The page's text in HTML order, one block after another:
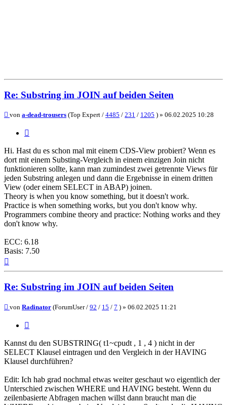
Re: Substring im JOIN auf beiden Seiten
Beitrag
von a-dead-trousers (Top Expert / 4485 / 231 / 1205 ) » 06.02.2025 10:28
Hi. Hast du es schon mal mit einem CDS-View probiert? Wenn es
dort mit einem Substing-Vergleich in einem einzigen Join nicht
funktionieren sollte, kann man zumindest zwei getrennte Views für
jeden Substring anlegen und dann die Ergebnisse in einem dritten
View (oder einem SELECT in ABAP) joinen.
Theory is when you know something, but it doesn't work.
Practice is when something works, but you don't know why.
Programmers combine theory and practice: Nothing works and they
don't know why.
ECC: 6.18
Basis: 7.50
Re: Substring im JOIN auf beiden Seiten
Beitrag
von Radinator (ForumUser / 92 / 15 / 7 ) » 06.02.2025 11:21
Kannst du den SUBSTRING( t1~cpudt , 1 , 4 ) nicht in der
SELECT Klausel eintragen und den Vergleich in der HAVING
Klausel durchführen?
Edit: Ich hab grad nochmal etwas weiter geschaut wo eigentlich der
Unterschied zwischen WHERE und HAVING besteht. Wenn du
zeilenbasierte Abfragen machen willst dann braucht man die